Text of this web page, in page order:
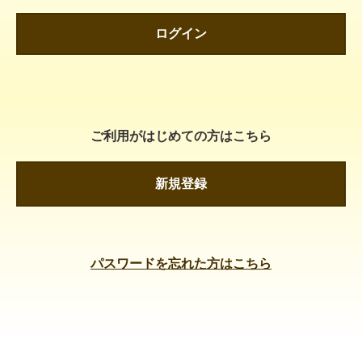
ログイン
ご利用がはじめての方はこちら
新規登録
パスワードを忘れた方はこちら